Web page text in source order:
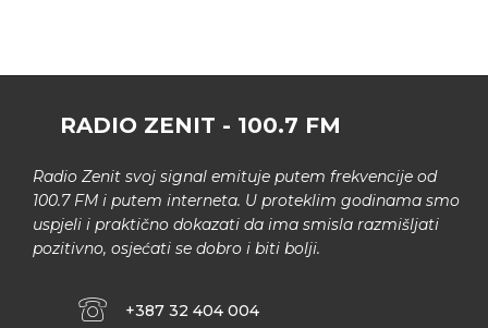
RADIO ZENIT - 100.7 FM
Radio Zenit svoj signal emituje putem frekvencije od
100.7 FM i putem interneta. U proteklim godinama smo
uspjeli i praktično dokazati da ima smisla razmišljati
pozitivno, osjećati se dobro i biti bolji.
+387 32 404 004